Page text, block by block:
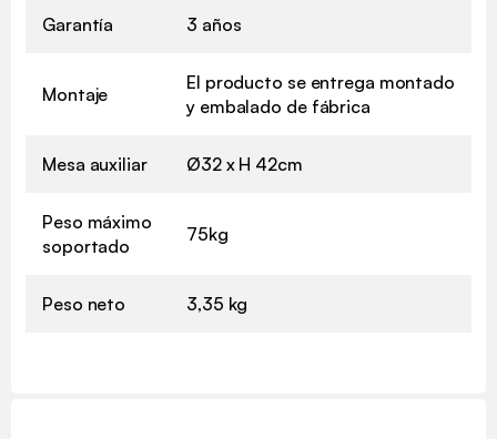
Garantía 3 años
Montaje
El producto se entrega montado
y embalado de fábrica
Mesa auxiliar Ø32 x H 42cm
Peso máximo
soportado
75kg
Peso neto 3,35 kg